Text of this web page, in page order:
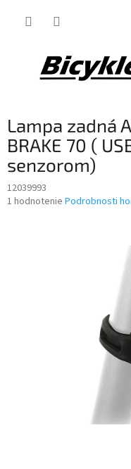
Lampa zadná
BRAKE 70 (
senzorom)
12039993
Priemerné
1 hodnotenie Podrobnosti